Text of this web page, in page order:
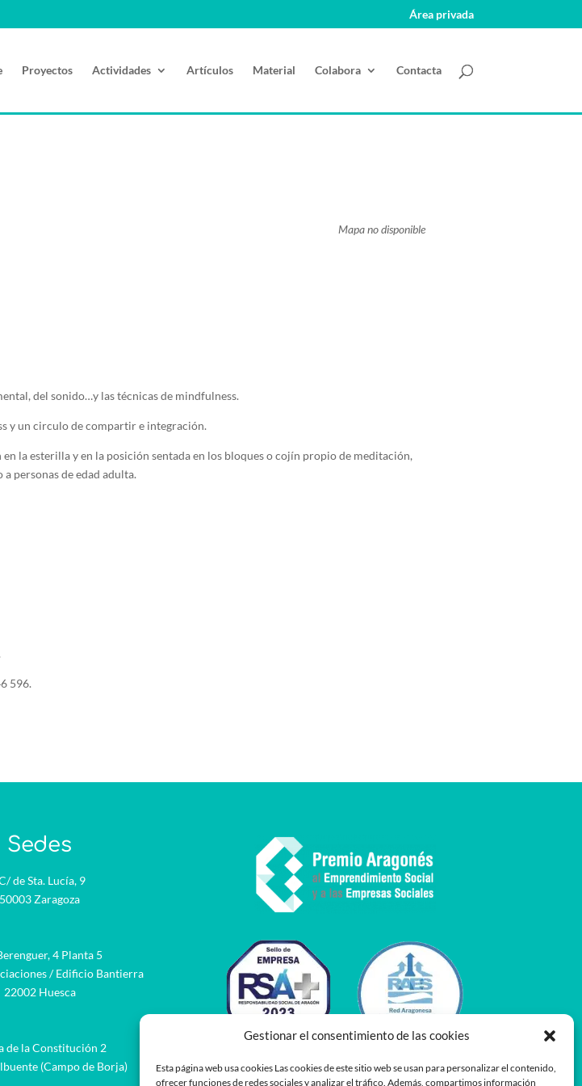
Gestionar el consentimiento de las cookies
Esta página web usa cookies Las cookies de este sitio web se usan para personalizar el contenido,
ofrecer funciones de redes sociales y analizar el tráfico. Además, compartimos información
Área privada
Proyectos Actividades Artículos Material Colabora Contacta
Mapa no disponible
del sonido…y las técnicas de mindfulness.
y un circulo de compartir e integración.
la esterilla y en la posición sentada en los bloques o cojín propio de meditación,
personas de edad adulta.
596.
Sedes
de Sta. Lucía, 9
50003 Zaragoza
4 Planta 5
/ Edificio Bantierra
22002 Huesca
de la Constitución 2
(Campo de Borja)